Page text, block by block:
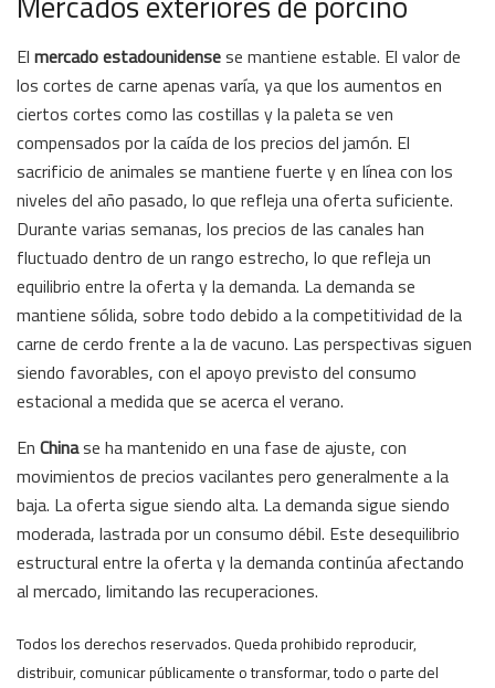
El mercado estadounidensese mantiene estable. El valor de
los cortes de carne apenas varía, ya que los aumentos en
ciertos cortes como las costillas y la paleta se ven
compensados por la caída de los precios del jamón. El
sacrificio de animales se mantiene fuerte y en línea con los
niveles del año pasado, lo que refleja una oferta suficiente.
Durante varias semanas, los precios de las canales han
fluctuado dentro de un rango estrecho, lo que refleja un
equilibrio entre la oferta y la demanda. La demanda se
mantiene sólida, sobre todo debido a la competitividad de la
carne de cerdo frente a la de vacuno. Las perspectivas siguen
siendo favorables, con el apoyo previsto del consumo
estacional a medida que se acerca el verano.
En Chinase ha mantenido en una fase de ajuste, con
movimientos de precios vacilantes pero generalmente a la
baja. La oferta sigue siendo alta. La demanda sigue siendo
moderada, lastrada por un consumo débil. Este desequilibrio
estructural entre la oferta y la demanda continúa afectando
al mercado, limitando las recuperaciones.
Todos los derechos reservados. Queda prohibido reproducir,
distribuir, comunicar públicamente o transformar, todo o parte del